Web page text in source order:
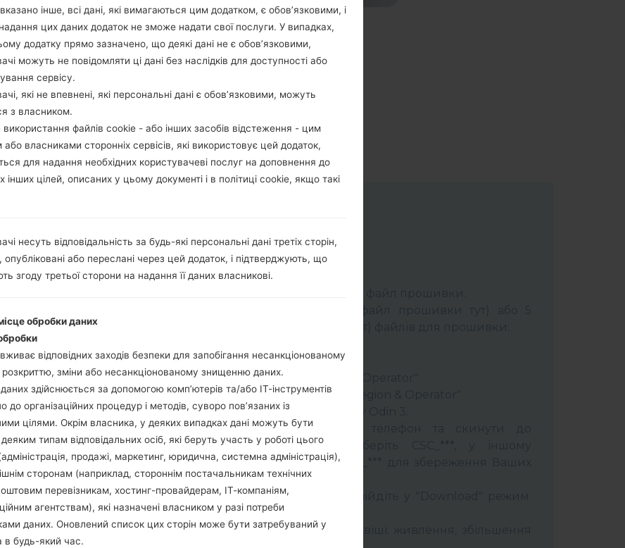
Завантажте на свій ПК:
CP: "Modem & Radio"
CSC_***: "Country & Region & Operator"
HOME_CSC_***: "Country & Region & Operator"
Додайте усі файли у програму Odin 3.
Якщо ви хочете прошити телефон та скинути до
заводських налаштувань оберіть CSC_***, у іншому
випадку виберіть HOME_CSC_*** для збереження Ваших
даних.
Тепер вимкніть пристрій і увійдіть у "Download" режим.
Усі методи як це зробити:
Натисніть та утримуйти клавіші: живлення, збільшення
інше, всі дані, які вимагаються цим додатком, є обов’язковими, і
цих даних додаток не зможе надати свої послуги. У випадках,
додатку прямо зазначено, що деякі дані не є обов’язковими,
можуть не повідомляти ці дані без наслідків для доступності або
сервісу.
які не впевнені, які персональні дані є обов’язковими, можуть
з власником.
використання файлів cookie - або інших засобів відстеження - цим
або власниками сторонніх сервісів, які використовує цей додаток,
для надання необхідних користувачеві послуг на доповнення до
інших цілей, описаних у цьому документі і в політиці cookie, якщо такі
несуть відповідальність за будь-які персональні дані третіх сторін,
опубліковані або переслані через цей додаток, і підтверджують, що
згоду третьої сторони на надання її даних власникові.
обробки даних
відповідних заходів безпеки для запобігання несанкціонованому
зміни або несанкціонованому знищенню даних.
здійснюється за допомогою комп’ютерів та/або ІТ-інструментів
до організаційних процедур і методів, суворо пов’язаних із
цілями. Окрім власника, у деяких випадках дані можуть бути
типам відповідальних осіб, які беруть участь у роботі цього
продажі, маркетинг, юридична, системна адміністрація),
сторонам (наприклад, стороннім постачальникам технічних
перевізникам, хостинг-провайдерам, ІТ-компаніям,
агентствам), які назначені власником у разі потреби
даних. Оновлений список цих сторін може бути затребуваний у
в будь-який час.